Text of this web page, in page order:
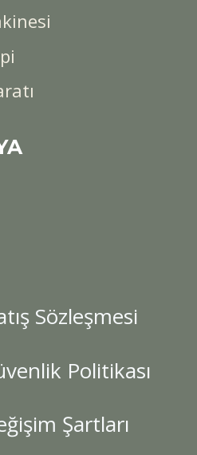
Sözleşmesi
Politikası
Şartları